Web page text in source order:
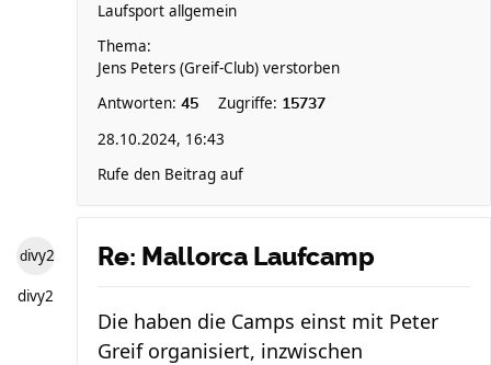
Laufsport allgemein
Thema:
Jens Peters (Greif-Club) verstorben
Antworten: 45 Zugriffe: 15737
28.10.2024, 16:43
Rufe den Beitrag auf
divy2
divy2
Re: Mallorca Laufcamp
Die haben die Camps einst mit Peter
Greif organisiert, inzwischen